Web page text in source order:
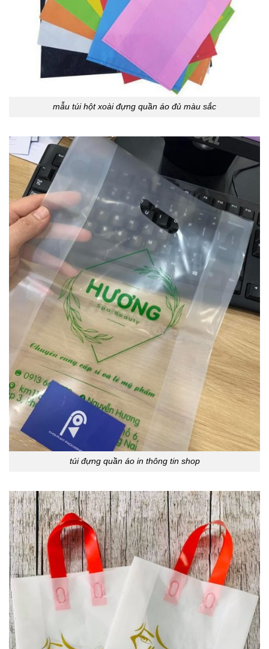
mẫu túi hột xoài đựng quần áo đủ màu sắc
túi đựng quần áo in thông tin shop